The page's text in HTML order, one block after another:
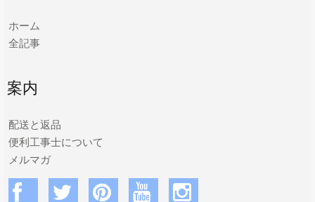
ホーム
全記事
案内
配送と返品
便利工事士について
メルマガ